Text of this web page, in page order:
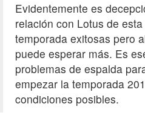
Evidentemente es
relación con Lotus de
temporada exitosas pero
puede esperar más. Es
problemas de espalda
empezar la temporada
condiciones posibles.